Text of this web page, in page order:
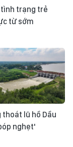
trạng trẻ
từ sớm
thoát lũ hồ Dầu
nghẹt'